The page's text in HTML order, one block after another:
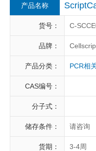
产品名称
货号： C-
品牌：
产品分类： PCR相
CAS编号：
分子式：
储存条件： 请咨询
货期： 3-4周